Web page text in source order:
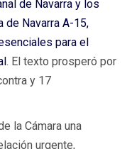
de Navarra y los
de Navarra A-15,
para el
. El texto prosperó por
y 17
la Cámara una
urgente,